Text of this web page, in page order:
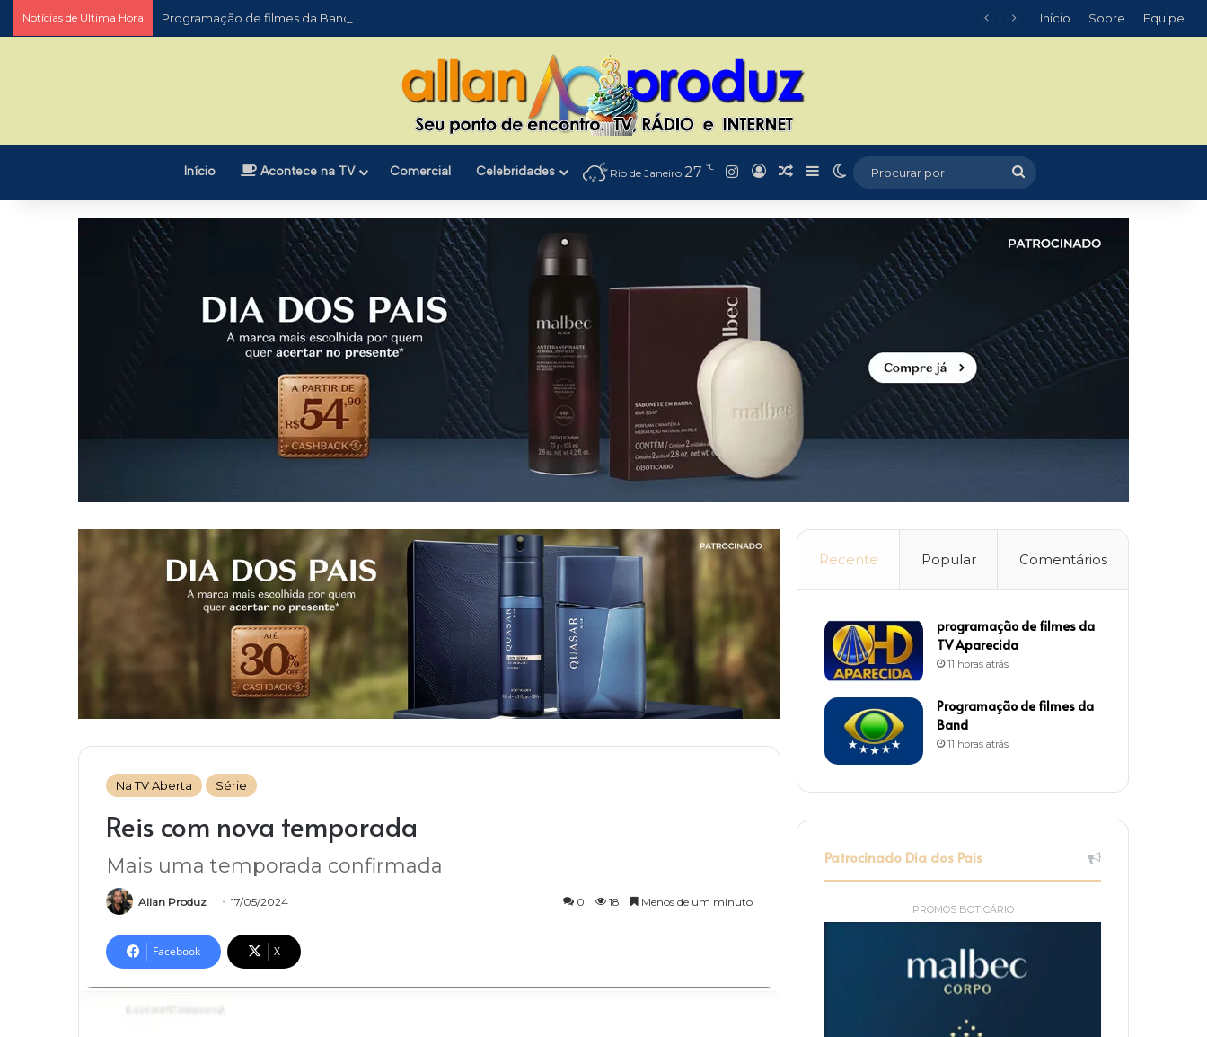
Notícias de Última Hora Programação de filmes da Band Início Sobre Equipe
Início Acontece na TV Comercial Celebridades Rio de Janeiro 27 ℃ Instagram
EntrarArtigo aleatório
Barra Lateral
Switch skin
Procurar
por
Na TV Aberta Série
Reis com nova temporada
Mais uma temporada confirmada
Allan Produz 17/05/2024 0 18 Menos de um minuto
Facebook X
Recente Popular Comentários
programação de filmes da
TV Aparecida
11 horas atrás
Programação de filmes da
Band
11 horas atrás
Patrocinado Dia dos Pais
PROMOS BOTICÁRIO